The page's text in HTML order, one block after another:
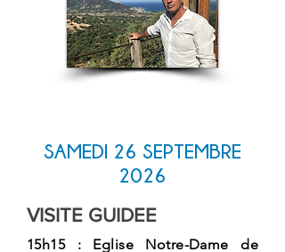
SAMEDI 26 SEPTEMBRE
2026
VISITE GUIDEE
15h15 : Eglise Notre-Dame de